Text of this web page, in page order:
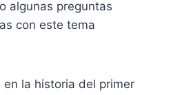
algunas preguntas
con este tema
la historia del primer